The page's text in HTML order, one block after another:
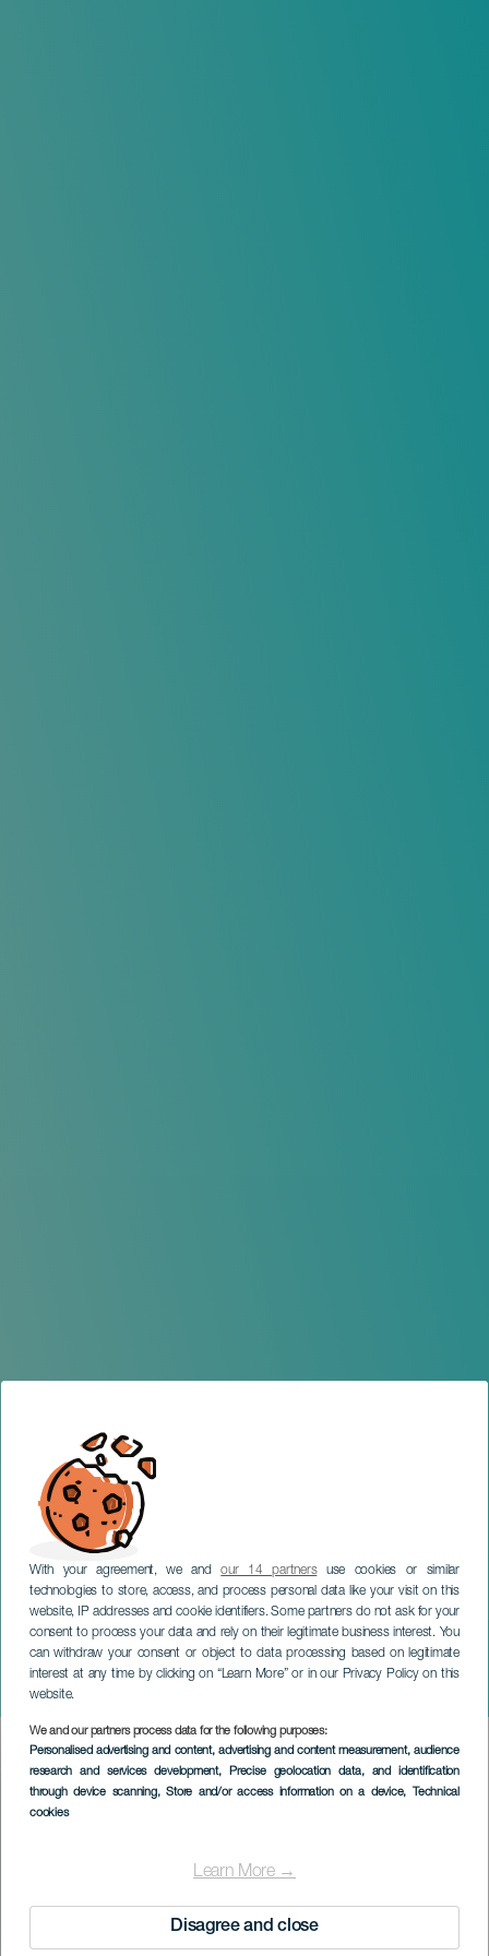
With your agreement, we andour 14 partnersuse cookies or similar
technologies to store, access, and process personal data like your visit on this
website, IP addresses and cookie identifiers. Some partners do not ask for your
consent to process your data and rely on their legitimate business interest. You
can withdraw your consent or object to data processing based on legitimate
interest at any time by clicking on “Learn More” or in our Privacy Policy on this
website.
We and our partners process data for the following purposes:
Personalised advertising and content, advertising and content measurement, audience
research and services development, Precise geolocation data, and identification
through device scanning, Store and/or access information on a device, Technical
cookies
Learn More →
Disagree and close
Ensemble Nexus i konsert
LA GRACIOSA
Imagen
Listado